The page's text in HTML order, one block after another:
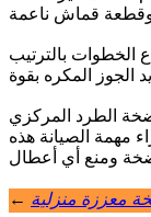
الخطوات بالترتيب
الطرد المركزي
مهمة الصيانة هذه
← معززة منزلية